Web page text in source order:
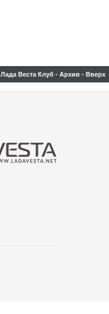
Лада Веста Клуб - Архив - Вверх